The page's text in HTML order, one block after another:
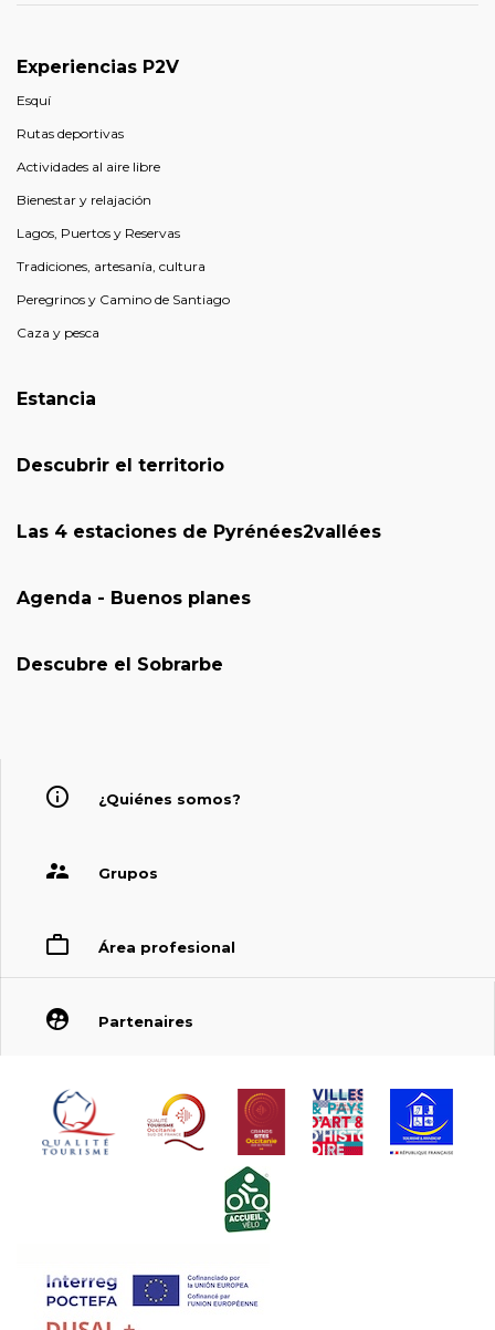
Experiencias P2V
Esquí
Rutas deportivas
Actividades al aire libre
Bienestar y relajación
Lagos, Puertos y Reservas
Tradiciones, artesanía, cultura
Peregrinos y Camino de Santiago
Caza y pesca
Estancia
Descubrir el territorio
Las 4 estaciones de Pyrénées2vallées
Agenda - Buenos planes
Descubre el Sobrarbe
¿Quiénes somos?
Grupos
Área profesional
Partenaires